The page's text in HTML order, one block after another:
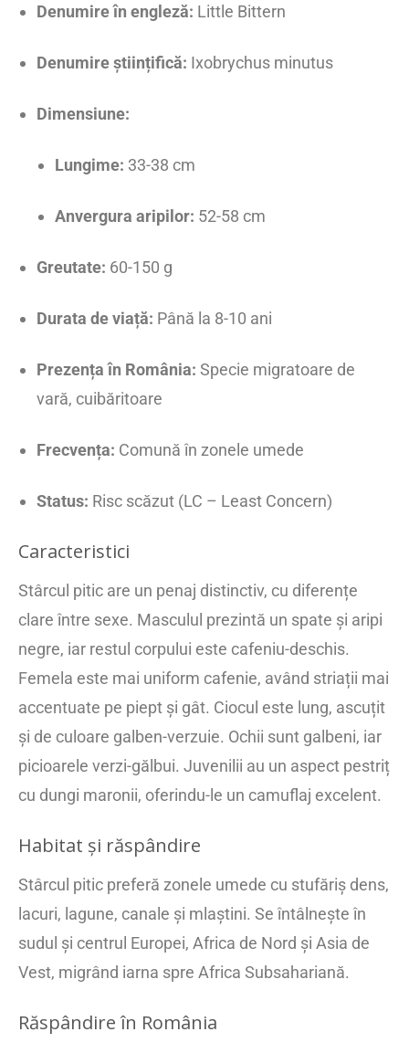
Denumire în engleză: Little Bittern
Denumire științifică: Ixobrychus minutus
Dimensiune:
Lungime: 33-38 cm
Anvergura aripilor: 52-58 cm
Greutate: 60-150 g
Durata de viață: Până la 8-10 ani
Prezența în România: Specie migratoare de
vară, cuibăritoare
Frecvența: Comună în zonele umede
Status: Risc scăzut (LC – Least Concern)
Caracteristici
Stârcul pitic are un penaj distinctiv, cu diferențe
clare între sexe. Masculul prezintă un spate și aripi
negre, iar restul corpului este cafeniu-deschis.
Femela este mai uniform cafenie, având striații mai
accentuate pe piept și gât. Ciocul este lung, ascuțit
și de culoare galben-verzuie. Ochii sunt galbeni, iar
picioarele verzi-gălbui. Juvenilii au un aspect pestriț
cu dungi maronii, oferindu-le un camuflaj excelent.
Habitat și răspândire
Stârcul pitic preferă zonele umede cu stufăriș dens,
lacuri, lagune, canale și mlaștini. Se întâlnește în
sudul și centrul Europei, Africa de Nord și Asia de
Vest, migrând iarna spre Africa Subsahariană.
Răspândire în România